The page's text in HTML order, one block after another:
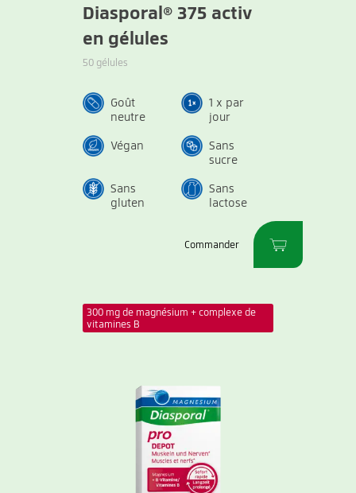
Diasporal® 375 activ
en gélules
50 gélules
Goût
neutre
1 x par
jour
Végan
Sans
sucre
Sans
gluten
Sans
lactose
Commander
300 mg de magnésium + complexe de
vitamines B